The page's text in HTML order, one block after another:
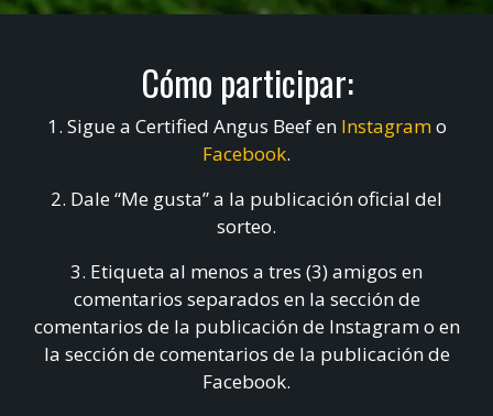
Cómo participar:
1. Sigue a Certified Angus Beef en Instagramo
Facebook.
2. Dale “Me gusta” a la publicación oficial del
sorteo.
3. Etiqueta al menos a tres (3) amigos en
comentarios separados en la sección de
comentarios de la publicación de Instagram o en
la sección de comentarios de la publicación de
Facebook.